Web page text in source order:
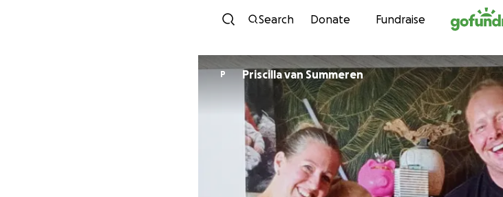
Skip to content
Search Donate Fundraise
P Priscilla van Summeren